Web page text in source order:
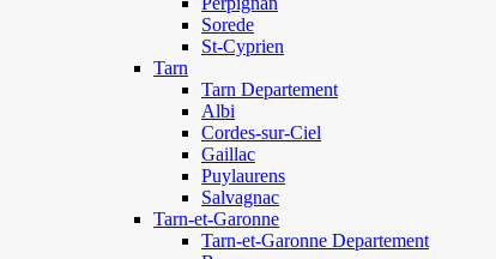
Sorede
St-Cyprien
Tarn
Tarn Departement
Albi
Cordes-sur-Ciel
Gaillac
Puylaurens
Salvagnac
Tarn-et-Garonne
Tarn-et-Garonne Departement